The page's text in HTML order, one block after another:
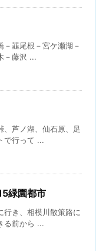
韮尾根－宮ケ瀬湖－
－藤沢 ...
、芦ノ湖、仙石原、足
で行って ...
緑園都市
き、相模川散策路に
る前から ...